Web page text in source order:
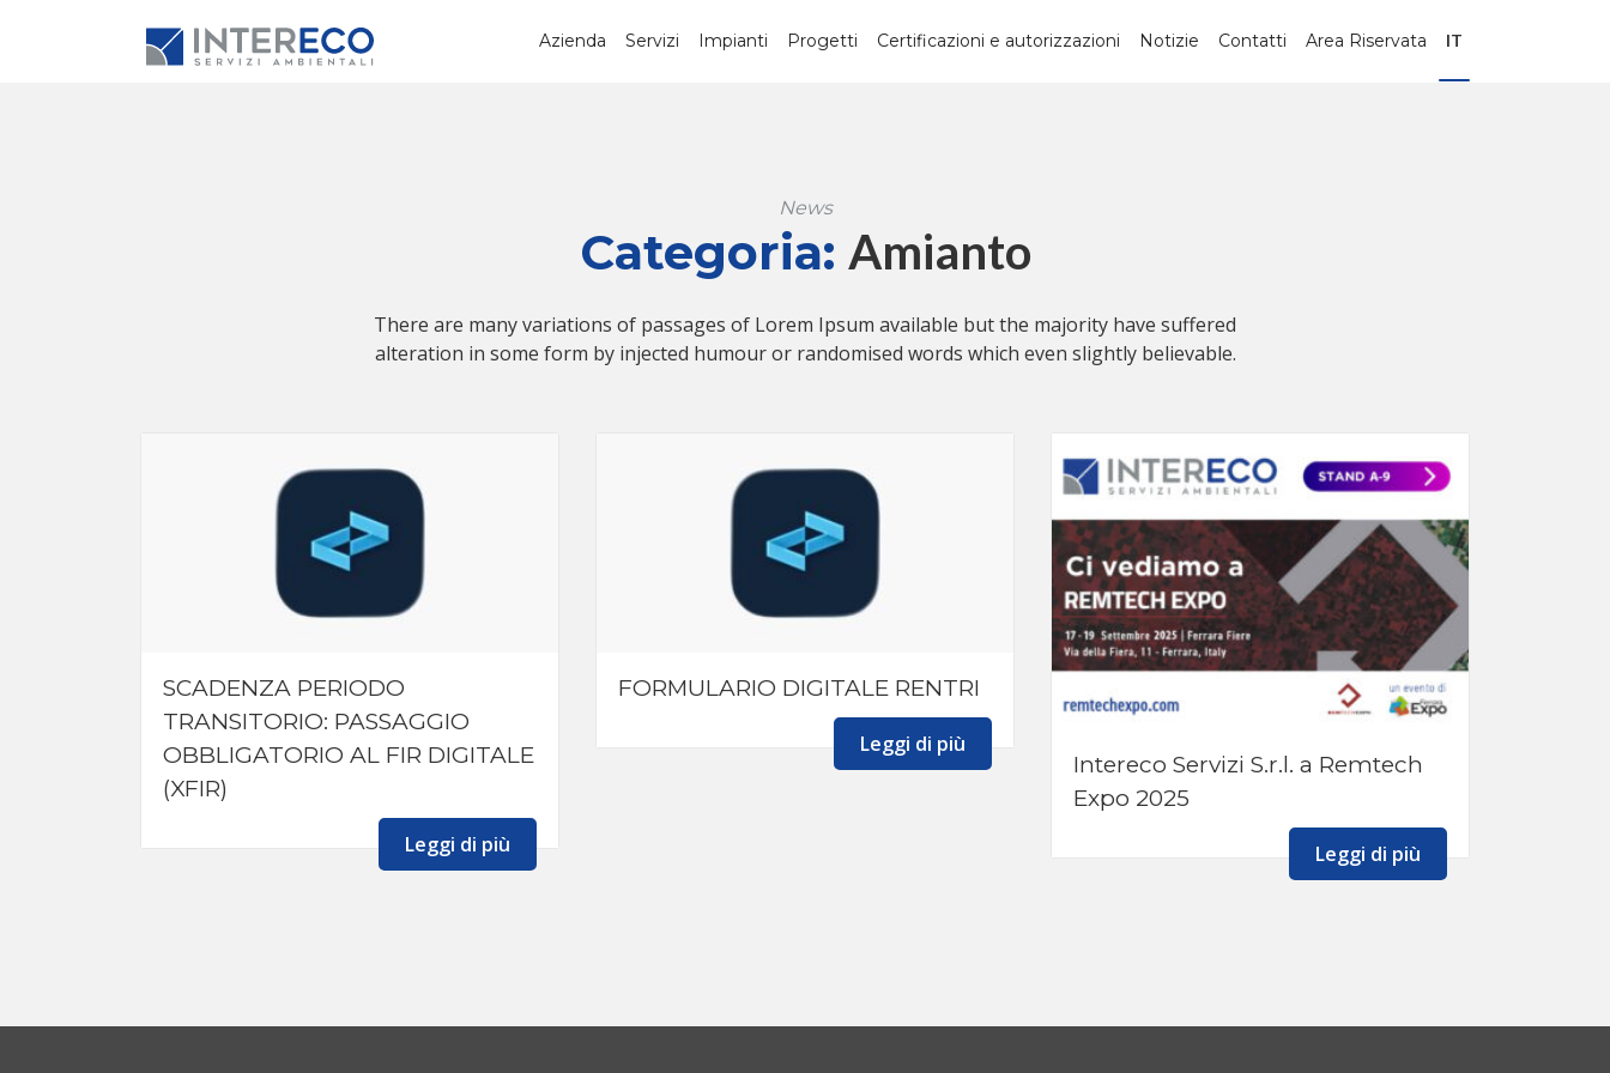
Azienda Servizi Impianti Progetti Certificazioni e autorizzazioni Notizie Contatti Area Riservata IT
News
Categoria: Amianto
There are many variations of passages of Lorem Ipsum available but the majority have suffered
alteration in some form by injected humour or randomised words which even slightly believable.
SCADENZA PERIODO
TRANSITORIO: PASSAGGIO
OBBLIGATORIO AL FIR DIGITALE
(XFIR)
Leggi di più
FORMULARIO DIGITALE RENTRI
Leggi di più
Intereco Servizi S.r.l. a Remtech
Expo 2025
Leggi di più